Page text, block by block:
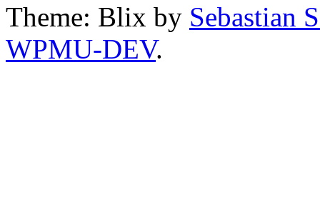
Theme: Blix by Sebastian
WPMU-DEV.